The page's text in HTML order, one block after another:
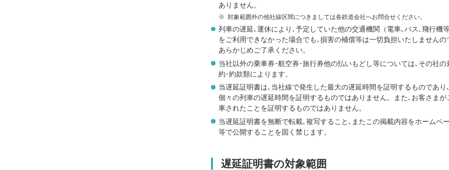
ありません。
※ 対象範囲外の他社線区間につきましては各鉄道会社へお問合せください。
列車の遅延､運休により､予定していた他の交通機関（電車､バス､飛行機等
をご利用できなかった場合でも､損害の補償等は一切負担いたしませんの
あらかじめご了承ください。
当社以外の乗車券･航空券･旅行券他の払いもどし等については､その社の
約･約款類によります。
当遅延証明書は､当社線で発生した最大の遅延時間を証明するものであり､
個々の列車の遅延時間を証明するものではありません。また､お客さまが
車されたことを証明するものではありません。
当遅延証明書を無断で転載､複写すること､またこの掲載内容をホームペ
等で公開することを固く禁じます。
遅延証明書の対象範囲